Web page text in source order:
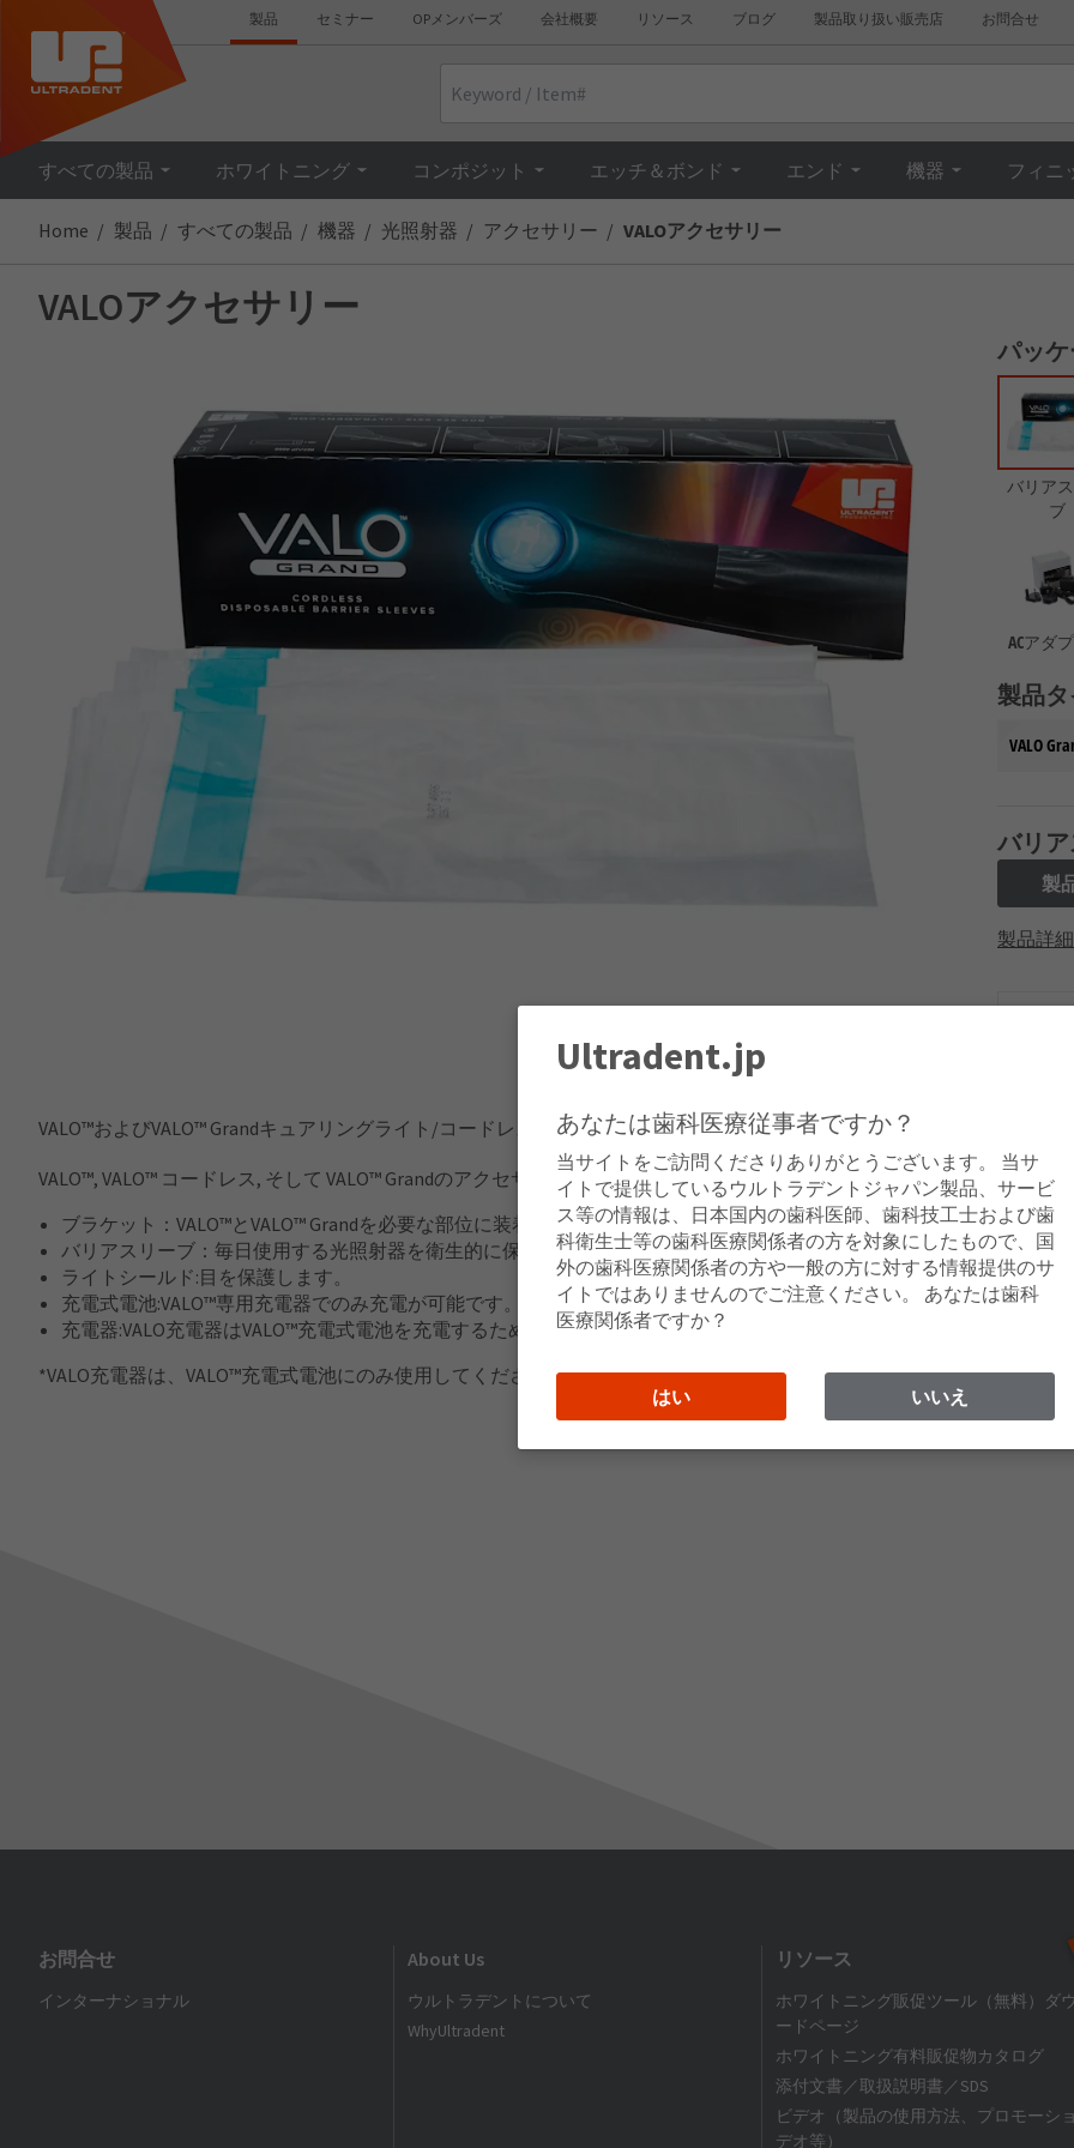
製品 セミナー OPメンバーズ 会社概要 リソース ブログ 製品取り扱い販売店 お問合せ
すべての製品 ホワイトニング コンポジット エッチ＆ボンド エンド 機器 フィニ
Home 製品 すべての製品 機器 光照射器 アクセサリー VALOアクセサリー
VALOアクセサリー
パッ
バリア
ブ
ACアダ
製品
VALO
バリ
製
製品詳
VALO™およびVALO™ Grandキュアリングライト/コードレスの汎用性は、臨床の質を向上させるため、機能的なアクセサ
VALO™, VALO™ コードレス, そして VALO™ Grandのアクセサリーは、以下のものを含みます。
ブラケット：VALO™とVALO™ Grandを必要な部位に装着、固定できる。
バリアスリーブ：毎日使用する光照射器を衛生的に保つために非常に重要です。患者ごとに変えられて簡単に装着可能
ライトシールド:目を保護します。
充電式電池:VALO™専用充電器でのみ充電が可能です。
充電器:VALO充電器はVALO™充電式電池を充電するためにのみ使用してください。
*VALO充電器は、VALO™充電式電池にのみ使用してください。
お問合せ
インターナショナル
About Us
ウルトラデントについて
WhyUltradent
リソース
ホワイトニング販促ツール（無料）ダ
ードページ
ホワイトニング有料販促物カタログ
添付文書／取扱説明書／SDS
ビデオ（製品の使用方法、プロモーシ
デオ等）
Ultradent.jp
あなたは歯科医療従事者ですか？
当サイトをご訪問くださりありがとうございます。 当サ
イトで提供しているウルトラデントジャパン製品、サービ
ス等の情報は、日本国内の歯科医師、歯科技工士および歯
科衛生士等の歯科医療関係者の方を対象にしたもので、国
外の歯科医療関係者の方や一般の方に対する情報提供のサ
イトではありませんのでご注意ください。 あなたは歯科
医療関係者ですか？
はい いいえ